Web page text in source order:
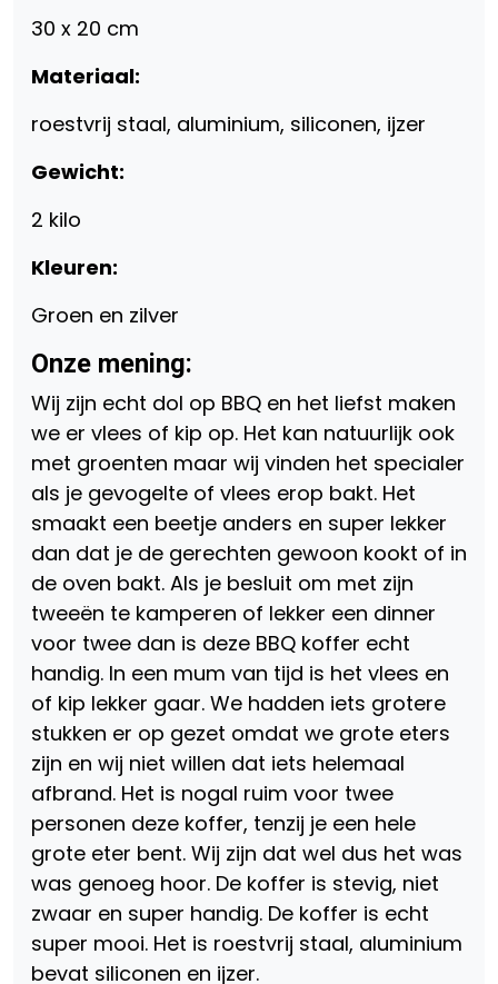
30 x 20 cm
Materiaal:
roestvrij staal, aluminium, siliconen, ijzer
Gewicht:
2 kilo
Kleuren:
Groen en zilver
Onze mening:
Wij zijn echt dol op BBQ en het liefst maken
we er vlees of kip op. Het kan natuurlijk ook
met groenten maar wij vinden het specialer
als je gevogelte of vlees erop bakt. Het
smaakt een beetje anders en super lekker
dan dat je de gerechten gewoon kookt of in
de oven bakt. Als je besluit om met zijn
tweeën te kamperen of lekker een dinner
voor twee dan is deze BBQ koffer echt
handig. In een mum van tijd is het vlees en
of kip lekker gaar. We hadden iets grotere
stukken er op gezet omdat we grote eters
zijn en wij niet willen dat iets helemaal
afbrand. Het is nogal ruim voor twee
personen deze koffer, tenzij je een hele
grote eter bent. Wij zijn dat wel dus het was
was genoeg hoor. De koffer is stevig, niet
zwaar en super handig. De koffer is echt
super mooi. Het is roestvrij staal, aluminium
bevat siliconen en ijzer.